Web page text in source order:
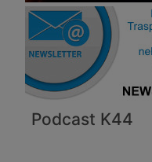
Podcast K44